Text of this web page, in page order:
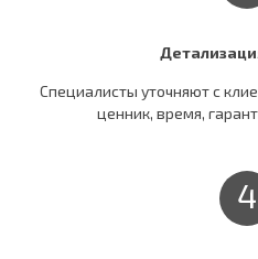
Специалисты уточняют c
ценник, время,
4